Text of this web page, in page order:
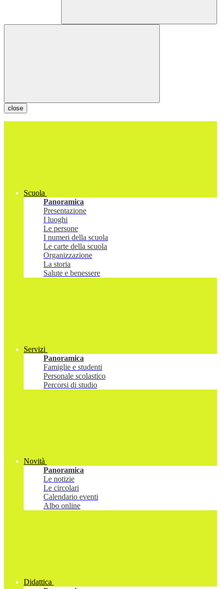
close
Scuola
Panoramica
Presentazione
I luoghi
Le persone
I numeri della scuola
Le carte della scuola
Organizzazione
La storia
Salute e benessere
Servizi
Panoramica
Famiglie e studenti
Personale scolastico
Percorsi di studio
Novità
Panoramica
Le notizie
Le circolari
Calendario eventi
Albo online
Didattica